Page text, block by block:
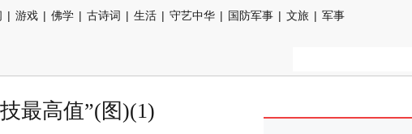
| 游戏 | 佛学 | 古诗词 | 生活 | 守艺中华 | 国防军事 | 文旅 | 军事
最高值”(图)(1)